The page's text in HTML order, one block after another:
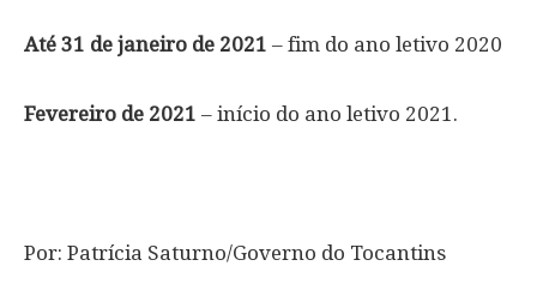
Até 31 de janeiro de 2021 – fim do ano letivo 2020
Fevereiro de 2021 – início do ano letivo 2021.
Por: Patrícia Saturno/Governo do Tocantins